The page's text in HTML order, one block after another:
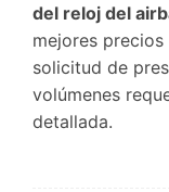
del reloj del
mejores
solicitud de
volúmenes
detallada.